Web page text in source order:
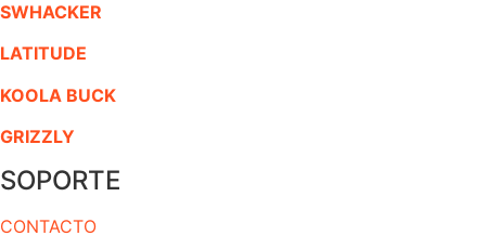
SWHACKER
LATITUDE
KOOLA BUCK
GRIZZLY
SOPORTE
CONTACTO